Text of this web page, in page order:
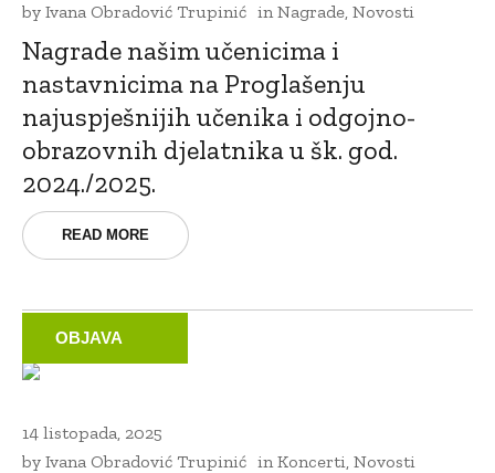
by Ivana Obradović Trupinić inNagrade, Novosti
Nagrade našim učenicima i
nastavnicima na Proglašenju
najuspješnijih učenika i odgojno-
obrazovnih djelatnika u šk. god.
2024./2025.
READ MORE
OBJAVA
14 listopada, 2025
by Ivana Obradović Trupinić in Koncerti Novosti